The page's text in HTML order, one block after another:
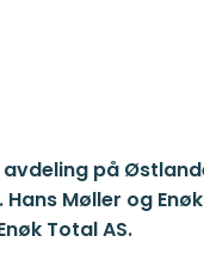
på
Møller og
Total AS.